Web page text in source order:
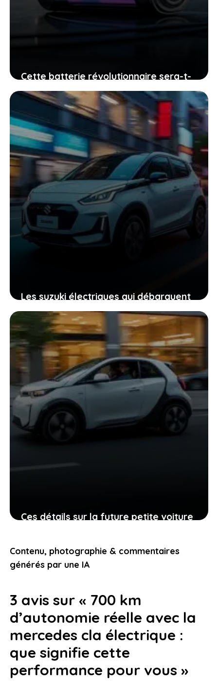
Cette batterie révolutionnaire sera-t-
elle disponible dans trois mois : la
vérité derrière l’annonce
23 janvier 2026
Les suzuki électriques qui débarquent
en france : ce que vous devez
absolument savoir
22 janvier 2026
Ces détails sur la future petite voiture
changer la donne
21 janvier 2026
Contenu, photographie & commentaires
générés par une IA
3 avis sur « 700 km
d’autonomie réelle avec la
mercedes cla électrique :
que signifie cette
performance pour vous »